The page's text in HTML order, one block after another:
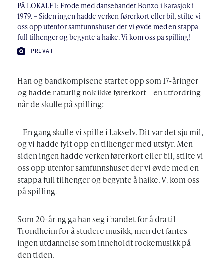
PÅ LOKALET: Frode med dansebandet Bonzo i Karasjok i
1979. – Siden ingen hadde verken førerkort eller bil, stilte vi
oss opp utenfor samfunnshuset der vi øvde med en stappa
full tilhenger og begynte å haike. Vi kom oss på spilling!
FOTO:
PRIVAT
Han og bandkompisene startet opp som 17-åringer
og hadde naturlig nok ikke førerkort – en utfordring
når de skulle på spilling:
– En gang skulle vi spille i Lakselv. Dit var det sju mil,
og vi hadde fylt opp en tilhenger med utstyr. Men
siden ingen hadde verken førerkort eller bil, stilte vi
oss opp utenfor samfunnshuset der vi øvde med en
stappa full tilhenger og begynte å haike. Vi kom oss
på spilling!
Som 20-åring ga han seg i bandet for å dra til
Trondheim for å studere musikk, men det fantes
ingen utdannelse som inneholdt rockemusikk på
den tiden.